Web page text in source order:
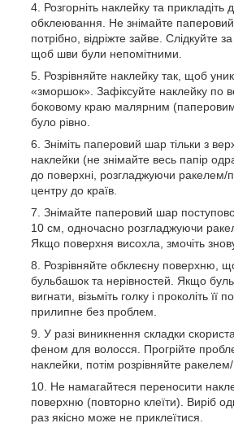
Розгорніть наклейку та прикладіть
обклеювання. Не знімайте
потрібно, відріжте зайве. Слідкуйте за
щоб шви були непомітними.
Розрівняйте наклейку так, щоб
«зморшок». Зафіксуйте наклейку по
боковому краю малярним
було рівно.
Зніміть паперовий шар тільки з
наклейки (не знімайте весь папір
до поверхні, розгладжуючи ракелем/
центру до країв.
Знімайте паперовий шар
10 см, одночасно розгладжуючи
Якщо поверхня висохла, змочіть
Розрівняйте обклеєну поверхню,
бульбашок та нерівностей. Якщо
вигнати, візьміть голку і проколіть її
прилипне без проблем.
У разі виникнення складки
феном для волосся. Прогрійте
наклейки, потім розрівняйте
Не намагайтеся переносити
поверхню (повторно клеїти). Виріб
раз якісно може не приклеїтися.